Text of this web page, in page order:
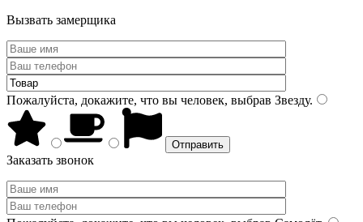
Вызвать замерщика
Пожалуйста, докажите, что вы человек, выбрав Звезду.
Заказать звонок